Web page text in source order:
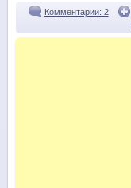
Комментарии: 2